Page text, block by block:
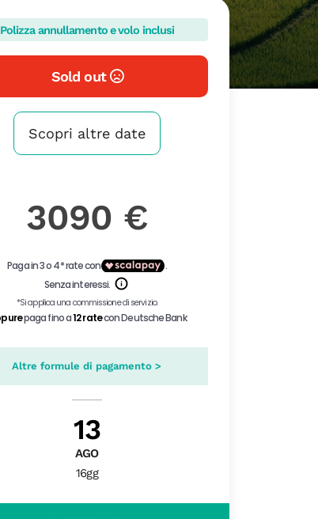
Polizza annullamento e volo inclusi
Sold out
Scopri altre date
3090 €
Altre formule di pagamento >
13
AGO
16gg